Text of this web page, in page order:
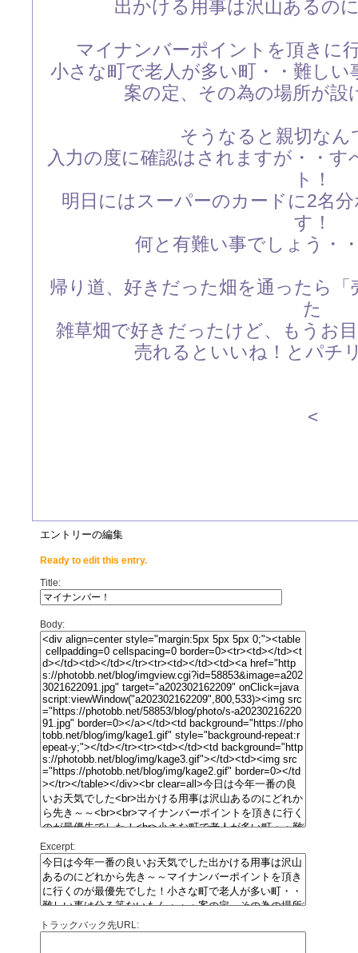
出かける用事は沢山あるの
マイナンバーポイントを頂きに
小さな町で老人が多い町・・難し
案の定、その為の場所が設
そうなると親切なん
入力の度に確認はされますが・・
ト！
明日にはスーパーのカードに2名
す！
何と有難い事でしょう・
帰り道、好きだった畑を通ったら
た
雑草畑で好きだったけど、もうお
売れるといいね！とパチ
<
エントリーの編集
Ready to edit this entry.
Title:
Body:
Excerpt:
トラックバック先URL: